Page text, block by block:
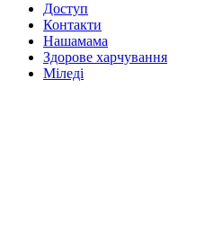
Доступ
Контакти
Нашамама
Здорове харчування
Міледі